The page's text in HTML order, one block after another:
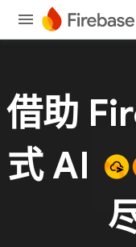
借助
式 AI